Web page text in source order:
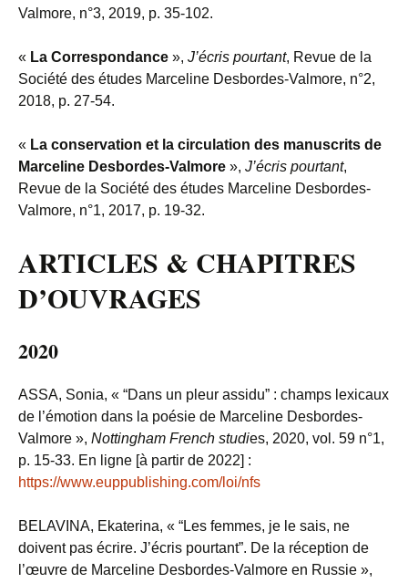
Valmore, n°3, 2019, p. 35-102.
« La Correspondance », J’écris pourtant, Revue de la
Société des études Marceline Desbordes-Valmore, n°2,
2018, p. 27-54.
« La conservation et la circulation des manuscrits de
Marceline Desbordes-Valmore », J’écris pourtant,
Revue de la Société des études Marceline Desbordes-
Valmore, n°1, 2017, p. 19-32.
ARTICLES & CHAPITRES
D’OUVRAGES
2020
ASSA, Sonia, « “Dans un pleur assidu” : champs lexicaux
de l’émotion dans la poésie de Marceline Desbordes-
Valmore », Nottingham French studies, 2020, vol. 59 n°1,
p. 15-33. En ligne [à partir de 2022] :
https://www.euppublishing.com/loi/nfs
BELAVINA, Ekaterina, « “Les femmes, je le sais, ne
doivent pas écrire. J’écris pourtant”. De la réception de
l’œuvre de Marceline Desbordes-Valmore en Russie »,